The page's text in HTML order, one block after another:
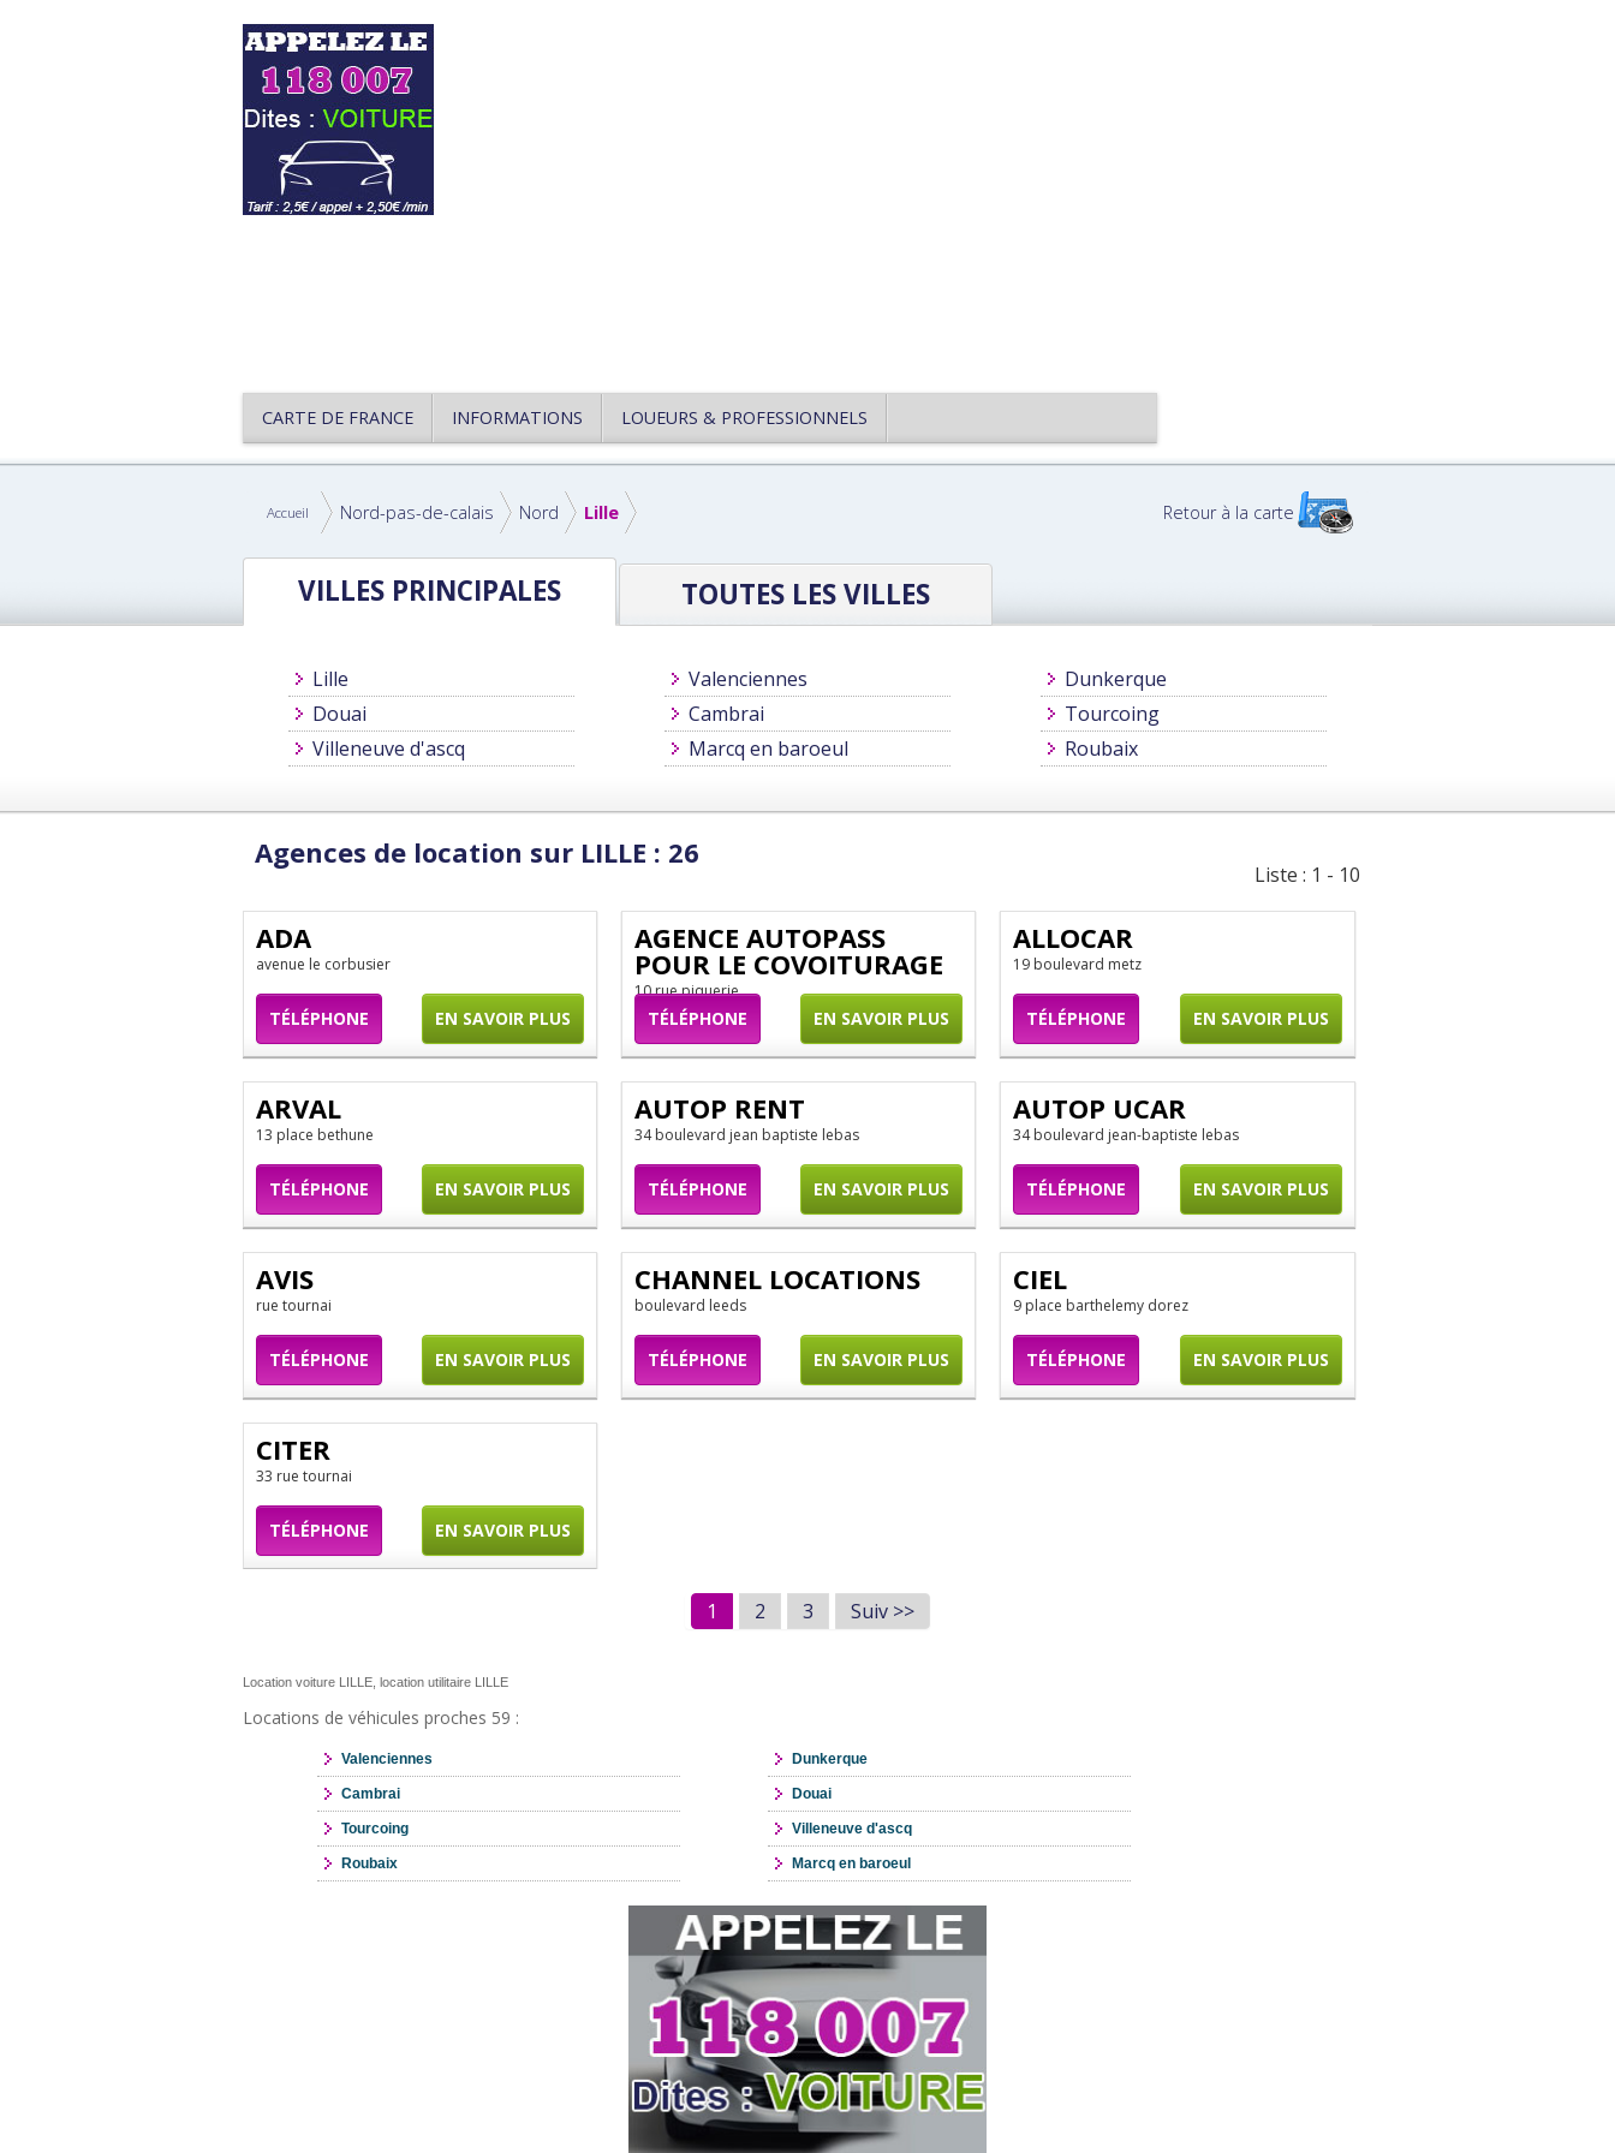
CARTE DE FRANCE INFORMATIONS LOUEURS & PROFESSIONNELS
Accueil Nord-pas-de-calais Nord Lille Retour à la carte
VILLES PRINCIPALES TOUTES LES VILLES
Lille Valenciennes
Dunkerque
Douai
Cambrai
Tourcoing
Villeneuve d'ascq
Marcq en baroeul Roubaix
Agences de location sur LILLE : 26
Liste : 1 - 10
ADA
avenue le corbusier
TÉLÉPHONE EN SAVOIR PLUS
AGENCE AUTOPASS
POUR LE COVOITURAGE
10 rue piquerie
TÉLÉPHONE EN SAVOIR PLUS
ALLOCAR
19 boulevard metz
TÉLÉPHONE EN SAVOIR PLUS
ARVAL
13 place bethune
TÉLÉPHONE EN SAVOIR PLUS
AUTOP RENT
34 boulevard jean baptiste lebas
TÉLÉPHONE EN SAVOIR PLUS
AUTOP UCAR
34 boulevard jean-baptiste lebas
TÉLÉPHONE EN SAVOIR PLUS
AVIS
rue tournai
TÉLÉPHONE EN SAVOIR PLUS
CHANNEL LOCATIONS
boulevard leeds
TÉLÉPHONE EN SAVOIR PLUS
CIEL
9 place barthelemy dorez
TÉLÉPHONE EN SAVOIR PLUS
CITER
33 rue tournai
TÉLÉPHONE EN SAVOIR PLUS
1 2 3 Suiv >>
Location voiture LILLE, location utilitaire LILLE
Locations de véhicules proches 59 :
Valenciennes Dunkerque
Cambrai Douai
Tourcoing Villeneuve d'ascq
Roubaix Marcq en baroeul